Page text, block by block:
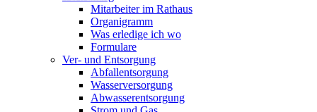
Mitarbeiter im Rathaus
Organigramm
Was erledige ich wo
Formulare
Ver- und Entsorgung
Abfallentsorgung
Wasserversorgung
Abwasserentsorgung